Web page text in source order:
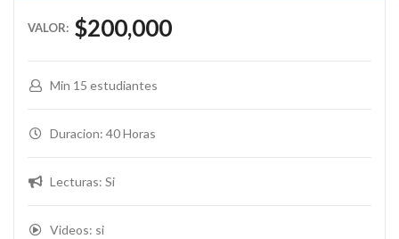
$200,000
Min 15 estudiantes
Duracion: 40 Horas
Lecturas: Si
Videos: si